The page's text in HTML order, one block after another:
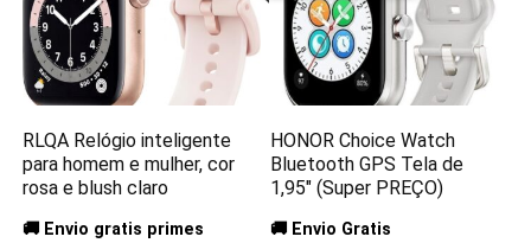
RLQA Relógio inteligente
para homem e mulher, cor
rosa e blush claro
🚚 Envio gratis primes
HONOR Choice Watch
Bluetooth GPS Tela de
1,95″ (Super PREÇO)
🚚 Envio Gratis